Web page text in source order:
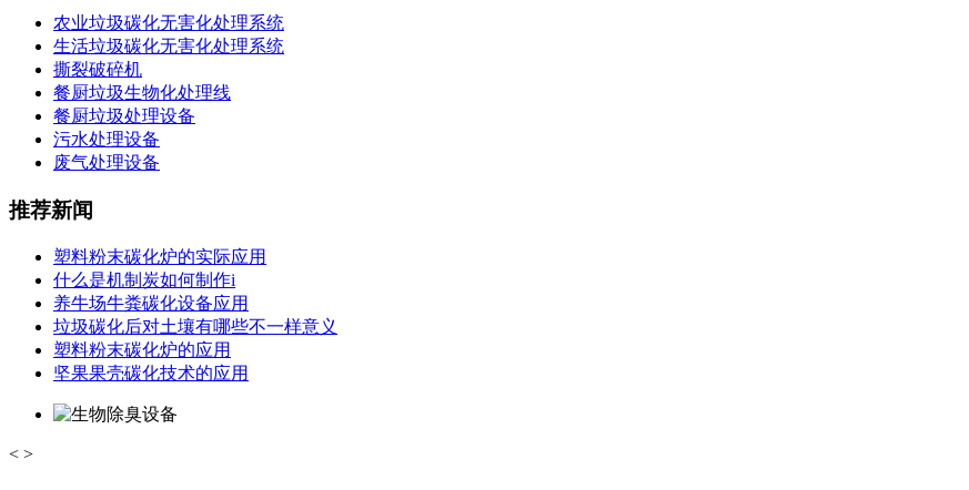
农业垃圾碳化无害化处理系统
生活垃圾碳化无害化处理系统
撕裂破碎机
餐厨垃圾生物化处理线
餐厨垃圾处理设备
污水处理设备
废气处理设备
推荐新闻
塑料粉末碳化炉的实际应用
什么是机制炭如何制作i
养牛场牛粪碳化设备应用
垃圾碳化后对土壤有哪些不一样意义
塑料粉末碳化炉的应用
坚果果壳碳化技术的应用
< >